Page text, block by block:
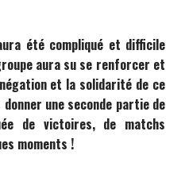
été compliqué et difficile
aura su se renforcer et
et la solidarité de ce
donner une seconde partie de
de victoires, de matchs
moments !